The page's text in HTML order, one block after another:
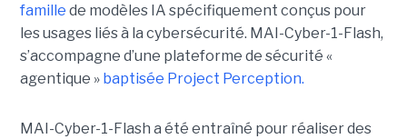
famille de modèles IA spécifiquement conçus pour
les usages liés à la cybersécurité. MAI-Cyber-1-Flash,
s’accompagne d’une plateforme de sécurité «
agentique » baptisée Project Perception.
MAI-Cyber-1-Flash a été entraîné pour réaliser des